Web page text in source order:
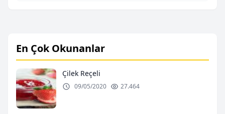
En Çok Okunanlar
Çilek Reçeli
09/05/2020 27.464